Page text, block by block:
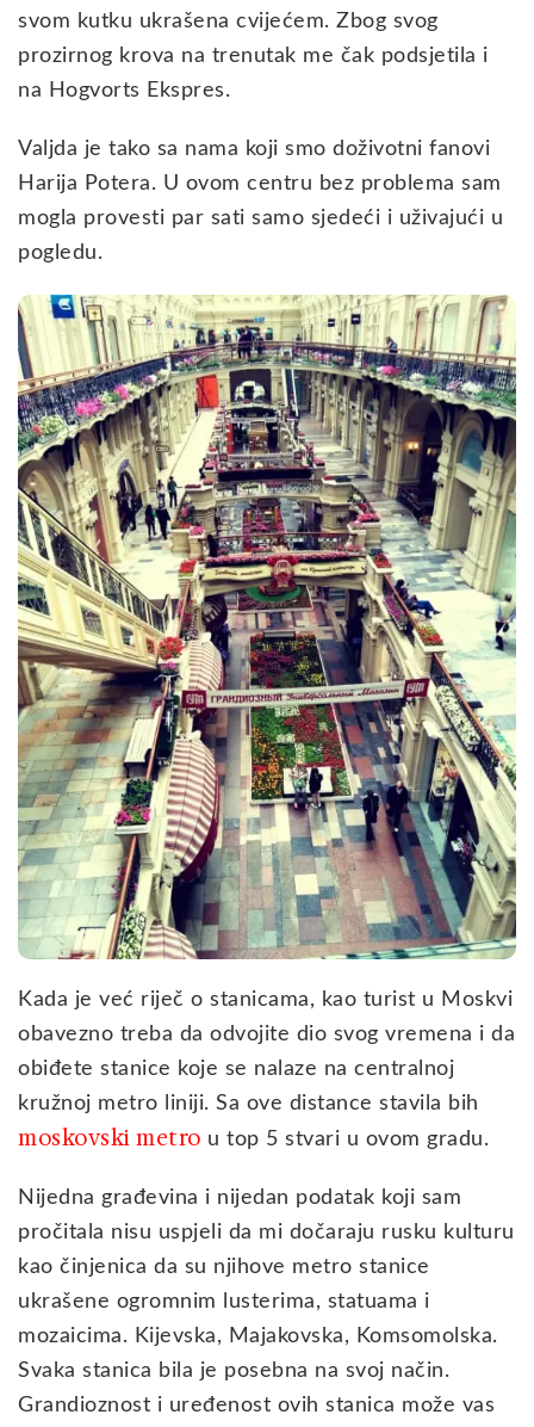
svom kutku ukrašena cvijećem. Zbog svog
prozirnog krova na trenutak me čak podsjetila i
na Hogvorts Ekspres.
Valjda je tako sa nama koji smo doživotni fanovi
Harija Potera. U ovom centru bez problema sam
mogla provesti par sati samo sjedeći i uživajući u
pogledu.
Kada je već riječ o stanicama, kao turist u Moskvi
obavezno treba da odvojite dio svog vremena i da
obiđete stanice koje se nalaze na centralnoj
kružnoj metro liniji. Sa ove distance stavila bih
moskovski metro u top 5 stvari u ovom gradu.
Nijedna građevina i nijedan podatak koji sam
pročitala nisu uspjeli da mi dočaraju rusku kulturu
kao činjenica da su njihove metro stanice
ukrašene ogromnim lusterima, statuama i
mozaicima. Kijevska, Majakovska, Komsomolska.
Svaka stanica bila je posebna na svoj način.
Grandioznost i uređenost ovih stanica može vas